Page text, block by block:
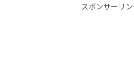
スポンサーリ